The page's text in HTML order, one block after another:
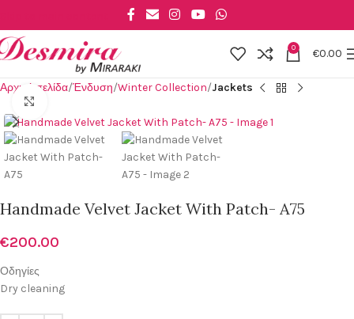
0 €0.00
Αρχική σελίδα Ένδυση Winter Collection Jackets
Handmade Velvet Jacket With Patch- A75
€200.00
Οδηγίες
Dry cleaning